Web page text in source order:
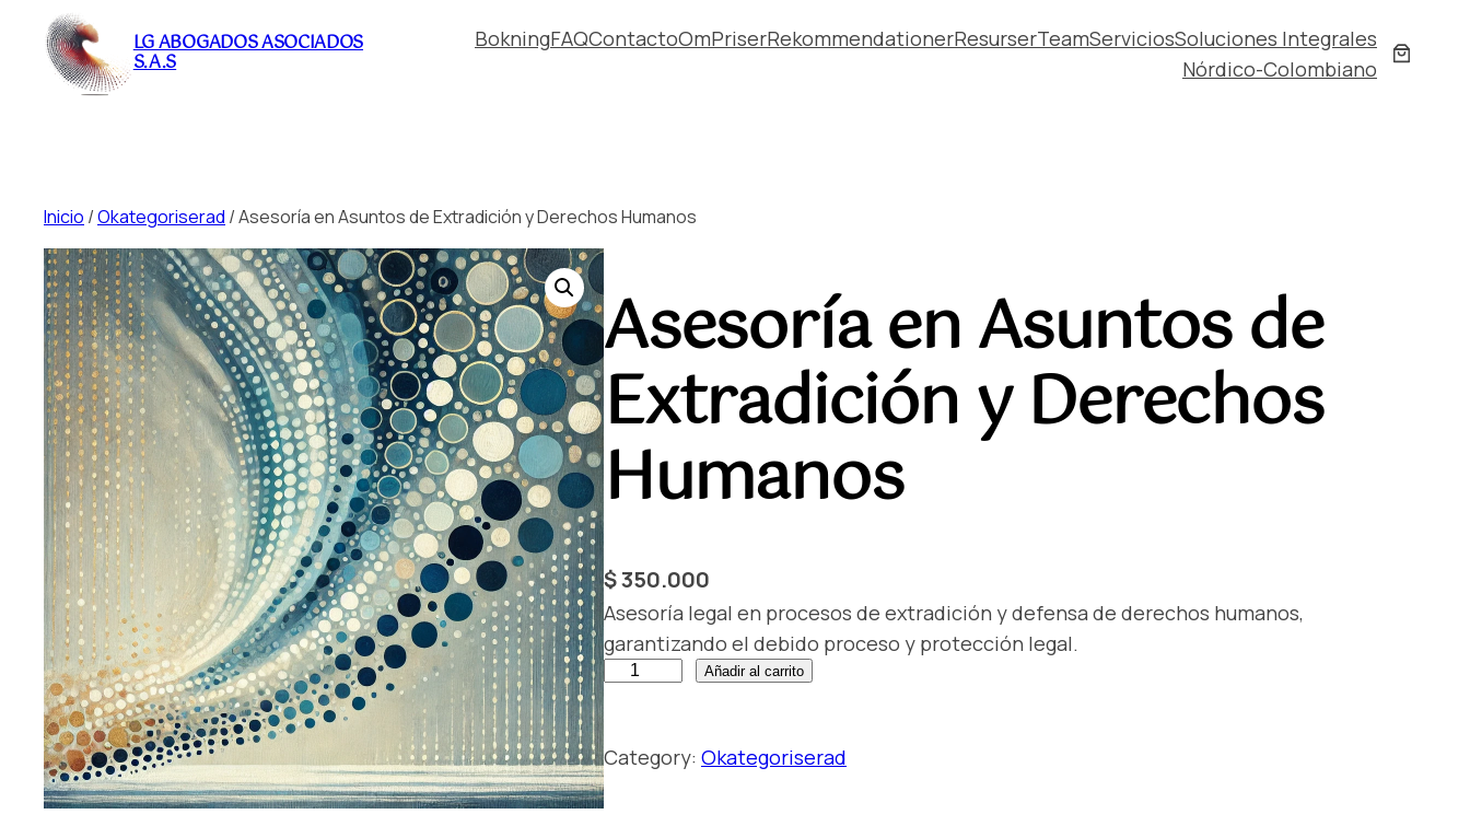
Saltar
contenido
LG ABOGADOS ASOCIADOS
S.A.S
BokningFAQContactoOmPriserRekommendationerResurserTeamServiciosSoluciones Integrales
Nórdico-Colombiano
Inicio /Okategoriserad / Asesoría en Asuntos de Extradición y Derechos Humanos
Asesoría en Asuntos de
Extradición y Derechos
Humanos
$350.000
Asesoría legal en procesos de extradición y defensa de derechos humanos,
garantizando el debido proceso y protección legal.
A
s
s
o
Añadir al carrito
Category: Okategoriserad